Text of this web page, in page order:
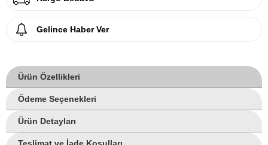
Gelince Haber Ver
Ürün Özellikleri
Ödeme Seçenekleri
Ürün Detayları